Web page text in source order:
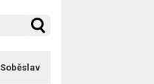
Soběslav